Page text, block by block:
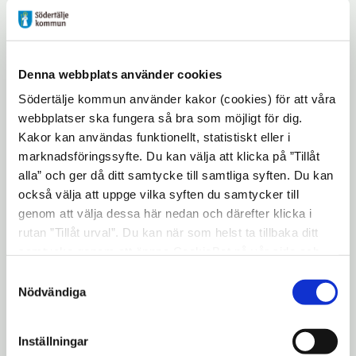
Denna webbplats använder cookies
Södertälje kommun använder kakor (cookies) för att våra
webbplatser ska fungera så bra som möjligt för dig.
Kakor kan användas funktionellt, statistiskt eller i
marknadsföringssyfte. Du kan välja att klicka på ”Tillåt
alla” och ger då ditt samtycke till samtliga syften. Du kan
också välja att uppge vilka syften du samtycker till
genom att välja dessa här nedan och därefter klicka i
rutan ”Tillåt urval”. Du kan när som helst ta tillbaka ditt
"Visa detaljer" kan du läsa om hur kakorna används och
hur vi och våra leverantörer inhämtar och behandlar
Nödvändiga
Inställningar
arbetet – i det här fallet såväl trafikskolor
som deras elever.
Att alla ska känna sig trygga i sina hem och
vara allas rättighet. Kan trafikskolor bidra
till ökad trygghet och minskade
bostadsinbrott vinner alla på det.
Utöver att vi meddelar trafikskolorna var
det har varit inbrott så kommer vi även att
sätta upp skyltar på den aktuella gatan som
informerar om att gatan har varit utsatt för
information att läggas ut på Södertälje
man kan gå in och titta. Allt för att